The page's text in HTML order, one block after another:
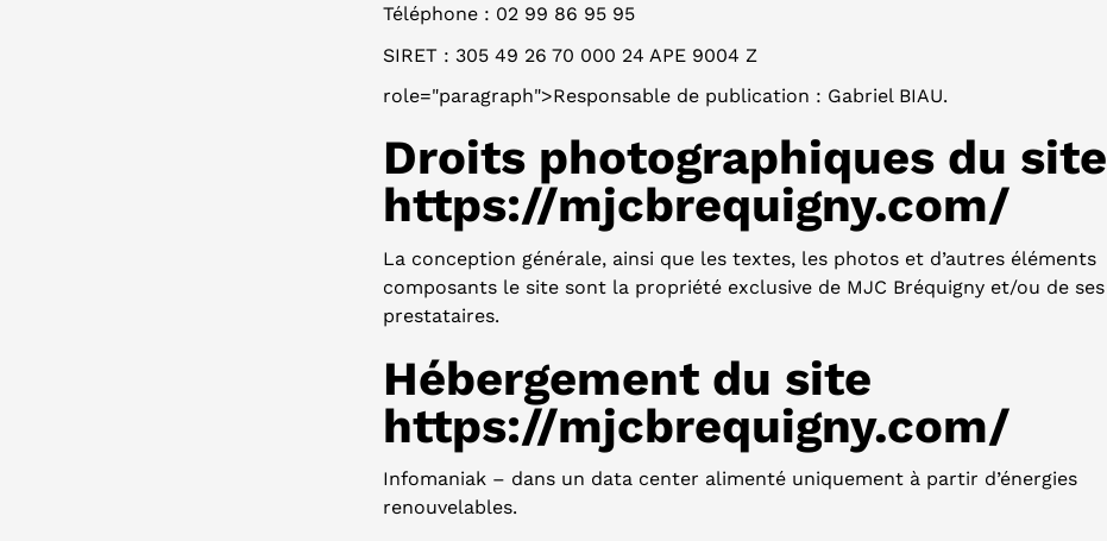
Téléphone : 02 99 86 95 95
SIRET : 305 49 26 70 000 24 APE 9004 Z
role="paragraph">Responsable de publication : Gabriel BIAU.
Droits photographiques du site
https://mjcbrequigny.com/
La conception générale, ainsi que les textes, les photos et d’autres éléments
composants le site sont la propriété exclusive de MJC Bréquigny et/ou de ses
prestataires.
Hébergement du site
https://mjcbrequigny.com/
Infomaniak – dans un data center alimenté uniquement à partir d’énergies
renouvelables.